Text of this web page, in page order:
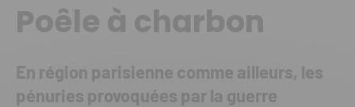
Poêle à charbon
En région parisienne comme ailleurs, les
pénuries provoquées par la guerre